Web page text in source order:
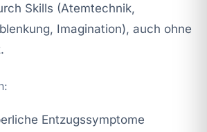
Skills (Atemtechnik,
Imagination), auch ohne
Entzugssymptome